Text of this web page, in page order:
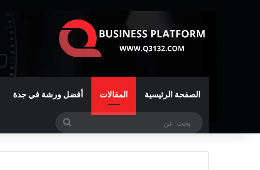
الصفحة الرئيسية المقالات أفضل ورشة في جدة